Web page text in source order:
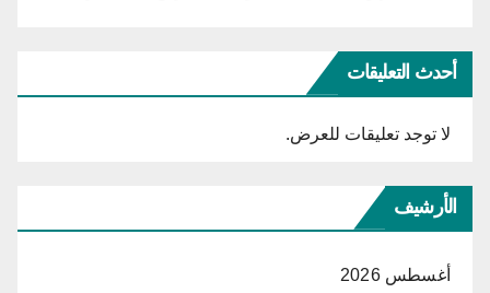
أحدث التعليقات
لا توجد تعليقات للعرض.
الأرشيف
أغسطس 2026